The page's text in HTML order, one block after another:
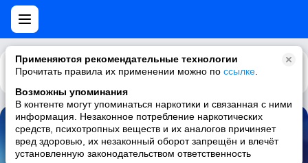
Применяются рекомендательные технологии
Прочитать правила их применении можно по ссылке
Возможны упоминания
В контенте могут упоминаться наркотики и связанная с ними
информация. Незаконное потребление наркотических
средств, психотропных веществ и их аналогов причиняет
вред здоровью, их незаконный оборот запрещён и влечёт
установленную законодательством ответственность
Каталог Рекомендации
Беликова Ульяна
7 треков